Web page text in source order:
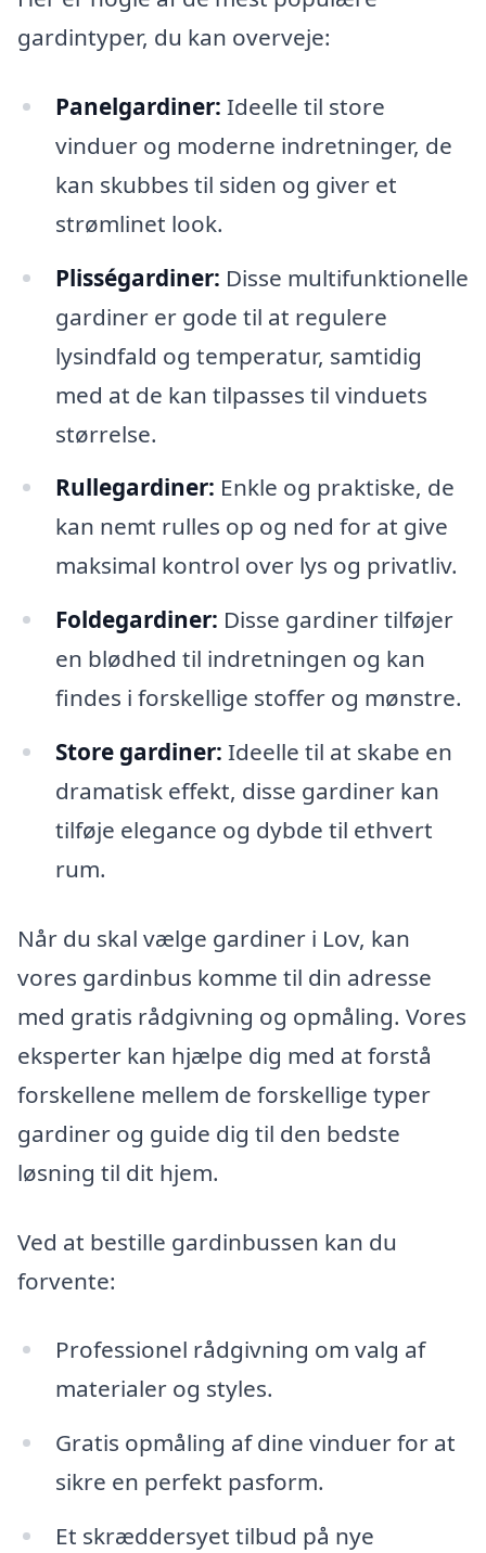
gardintyper, du kan overveje:
Panelgardiner: Ideelle til store
vinduer og moderne indretninger, de
kan skubbes til siden og giver et
strømlinet look.
Plisségardiner: Disse multifunktionelle
gardiner er gode til at regulere
lysindfald og temperatur, samtidig
med at de kan tilpasses til vinduets
størrelse.
Rullegardiner: Enkle og praktiske, de
kan nemt rulles op og ned for at give
maksimal kontrol over lys og privatliv.
Foldegardiner: Disse gardiner tilføjer
en blødhed til indretningen og kan
findes i forskellige stoffer og mønstre.
Store gardiner: Ideelle til at skabe en
dramatisk effekt, disse gardiner kan
tilføje elegance og dybde til ethvert
rum.
Når du skal vælge gardiner i Lov, kan
vores gardinbus komme til din adresse
med gratis rådgivning og opmåling. Vores
eksperter kan hjælpe dig med at forstå
forskellene mellem de forskellige typer
gardiner og guide dig til den bedste
løsning til dit hjem.
Ved at bestille gardinbussen kan du
forvente:
Professionel rådgivning om valg af
materialer og styles.
Gratis opmåling af dine vinduer for at
sikre en perfekt pasform.
Et skræddersyet tilbud på nye